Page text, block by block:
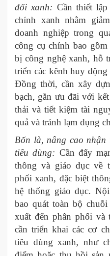
đổi xanh: Cần thiết
chính xanh nhằm
doanh nghiệp trong
công cụ chính bao
bị công nghệ xanh, hỗ
triển các kênh huy
Đồng thời, cần xây
bạch, gắn ưu đãi với
thải và tiết kiệm tài
quả và tránh lạm dụng
Bốn là, nâng cao
tiêu dùng: Cần đẩy
thông và giáo dục về
phối xanh, đặc biệt
hệ thống giáo dục.
bao quát toàn bộ
xuất đến phân phối và
cần triển khai các cơ
tiêu dùng xanh, như